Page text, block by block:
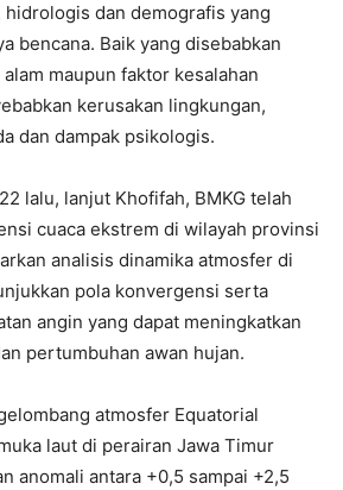
dan demografis yang
bencana. Baik yang disebabkan
maupun faktor kesalahan
kerusakan lingkungan,
dan dampak psikologis.
lalu, lanjut Khofifah, BMKG telah
cuaca ekstrem di wilayah provinsi
analisis dinamika atmosfer di
pola konvergensi serta
angin yang dapat meningkatkan
pertumbuhan awan hujan.
atmosfer Equatorial
laut di perairan Jawa Timur
anomali antara +0,5 sampai +2,5